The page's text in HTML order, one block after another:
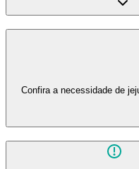
Confira a necessidade de